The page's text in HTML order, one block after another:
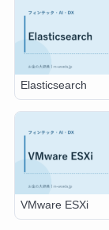
Elasticsearch
VMware ESXi